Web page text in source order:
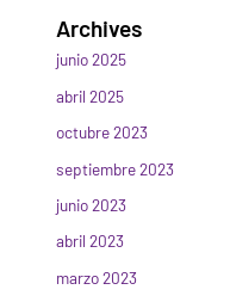
Archives
junio 2025
abril 2025
octubre 2023
septiembre 2023
junio 2023
abril 2023
marzo 2023